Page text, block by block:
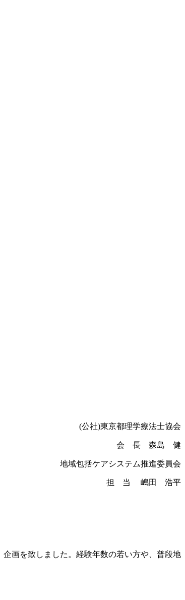
(公社)東京都理学療法士協会
会 長 森島 健
地域包括ケアシステム推進委員会
担 当 嶋田 浩平
画を致しました。経験年数の若い方や、普段地